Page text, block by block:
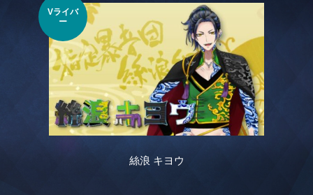
Vライバ
ー
絲浪 キヨウ